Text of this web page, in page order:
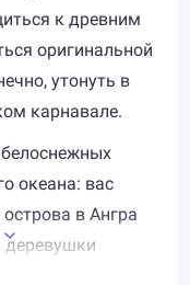
к древним
оригинальной
утонуть в
карнавале.
океана: вас
в Ангра
деревушки